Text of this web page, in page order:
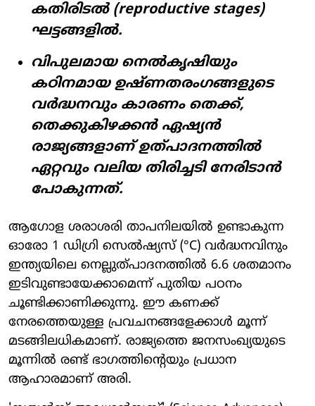
കതിരിടൽ (reproductive stages)
ഘട്ടങ്ങളിൽ.
വിപുലമായ നെൽകൃഷിയും
കഠിനമായ ഉഷ്ണതരംഗങ്ങളുടെ
വർദ്ധനവും കാരണം തെക്ക്,
തെക്കുകിഴക്കൻ ഏഷ്യൻ
രാജ്യങ്ങളാണ് ഉത്പാദനത്തിൽ
ഏറ്റവും വലിയ തിരിച്ചടി നേരിടാൻ
പോകുന്നത്.
ആഗോള ശരാശരി താപനിലയിൽ ഉണ്ടാകുന്ന
ഓരോ 1 ഡിഗ്രി സെൽഷ്യസ് (°C) വർദ്ധനവിനും
ഇന്ത്യയിലെ നെല്ലുത്പാദനത്തിൽ 6.6 ശതമാനം
ഇടിവുണ്ടായേക്കാമെന്ന് പുതിയ പഠനം
ചൂണ്ടിക്കാണിക്കുന്നു. ഈ കണക്ക്
നേരത്തെയുള്ള പ്രവചനങ്ങളേക്കാൾ മൂന്ന്
മടങ്ങിലധികമാണ്. രാജ്യത്തെ ജനസംഖ്യയുടെ
മൂന്നിൽ രണ്ട് ഭാഗത്തിന്റെയും പ്രധാന
ആഹാരമാണ് അരി.